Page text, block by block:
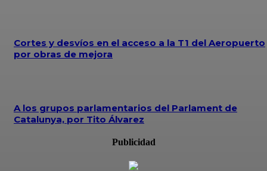
Cortes y desvíos en el acceso a la T1 del Aeropuerto
por obras de mejora
A los grupos parlamentarios del Parlament de
Catalunya, por Tito Álvarez
Publicidad